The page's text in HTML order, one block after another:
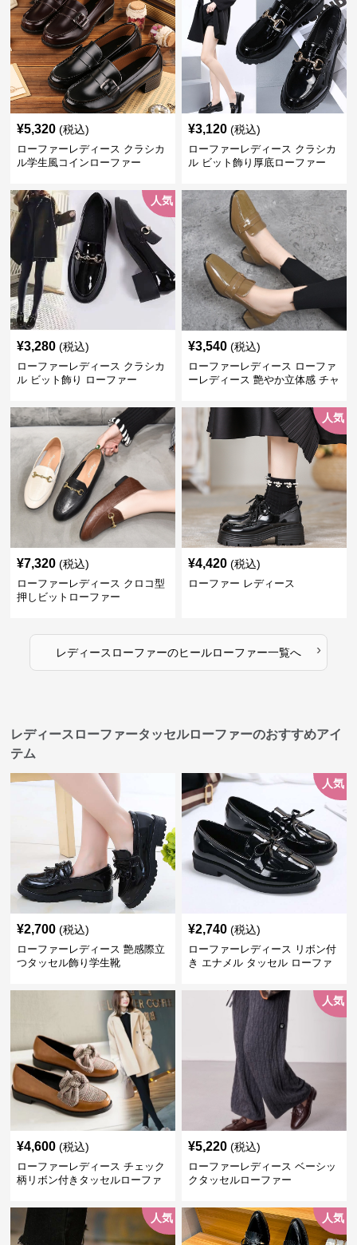
¥5,320 (税込)
ローファーレディース クラシカ
ル学生風コインローファー
¥3,120 (税込)
ローファーレディース クラシカ
ル ビット飾り厚底ローファー
人気
¥3,280 (税込)
ローファーレディース クラシカ
ル ビット飾り ローファー
¥3,540 (税込)
ローファーレディース ローファ
ーレディース 艶やか立体感 チャ
¥7,320 (税込)
ローファーレディース クロコ型
押しビットローファー
人気
¥4,420 (税込)
ローファー レディース
レディースローファーのヒールローファー一覧へ ›
レディースローファータッセルローファーのおすすめアイ
テム
¥2,700 (税込)
ローファーレディース 艶感際立
つタッセル飾り学生靴
人気
¥2,740 (税込)
ローファーレディース リボン付
き エナメル タッセル ローファ
¥4,600 (税込)
ローファーレディース チェック
柄リボン付きタッセルローファ
人気
¥5,220 (税込)
ローファーレディース ベーシッ
クタッセルローファー
人気 人気